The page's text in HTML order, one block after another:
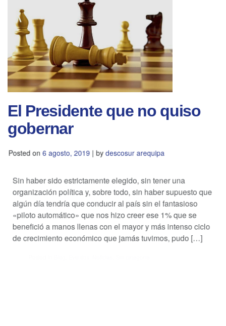
El Presidente que no quiso
gobernar
Posted on 6 agosto, 2019 | by descosur arequipa
organización política y, sobre todo, sin haber supuesto que
algún día tendría que conducir al país sin el fantasioso
«piloto automático» que nos hizo creer ese 1% que se
benefició a manos llenas con el mayor y más intenso ciclo
de crecimiento económico que jamás tuvimos, pudo […]